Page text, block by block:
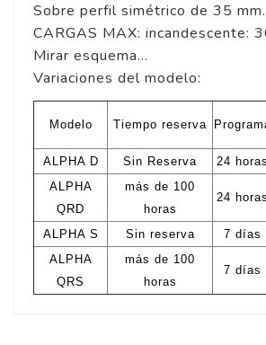
Sobre perfil simétrico de 35
CARGAS MAX: incandescente:
Mirar esquema...
Variaciones del modelo:
Modelo Tiempo reserva
ALPHA D
Sin Reserva 24 horas
ALPHA
QRD
más de 100
horas
24 horas
ALPHA S Sin reserva 7 días
ALPHA
QRS
más de 100
horas
7 días